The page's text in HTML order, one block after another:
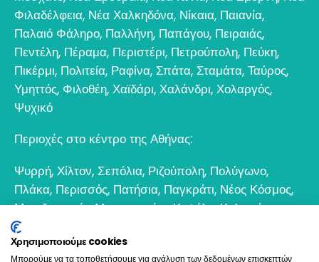
Φιλαδέλφεια, Νέα Χαλκηδόνα, Νίκαια, Παιανία,
Παλαιό Φάληρο, Παλλήνη, Παπάγου, Πειραιάς,
Πεντέλη, Πέραμα, Περιστέρι, Πετρούπολη, Πεύκη,
Πικέρμι, Πολιτεία, Ραφίνα, Σπάτα, Σταμάτα, Ταύρος,
Υμηττός, Φιλοθέη, Χαϊδάρι, Χαλάνδρι, Χολαργός,
Ψυχικό
Περιοχές στο κέντρο της Αθήνας:
Ψυρρή, Χίλτον, Σεπόλια, Ριζούπολη, Πολύγωνο,
Πλάκα, Περισσός, Πατήσια, Παγκράτι, Νέος Κόσμος,
Μεταξουργείο,Μοναστηράκι,Κυψέλη,Κολωνός,
Κολωνάκι
Βοτανικός
Χρησιμοποιούμε cookies
Μπορούμε να τα τοποθετήσουμε για ανάλυση των δεδομένων επισκεπτών